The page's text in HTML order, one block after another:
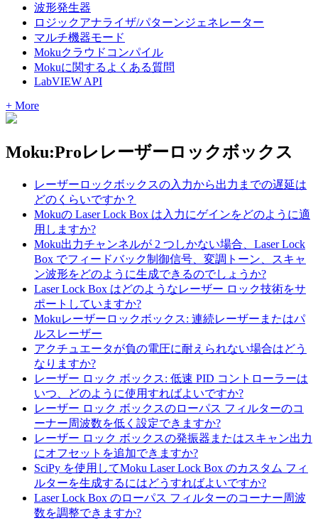
波形発生器
ロジックアナライザ/パターンジェネレーター
マルチ機器モード
Mokuクラウドコンパイル
Mokuに関するよくある質問
LabVIEW API
+ More
Moku:Proレレーザーロックボックス
レーザーロックボックスの入力から出力までの遅延は
どのくらいですか？
Mokuの Laser Lock Box は入力にゲインをどのように適
用しますか?
Moku出力チャンネルが 2 つしかない場合、Laser Lock
Box でフィードバック制御信号、変調トーン、スキャ
ン波形をどのように生成できるのでしょうか?
Laser Lock Box はどのようなレーザー ロック技術をサ
ポートしていますか?
Mokuレーザーロックボックス: 連続レーザーまたはパ
ルスレーザー
アクチュエータが負の電圧に耐えられない場合はどう
なりますか?
レーザー ロック ボックス: 低速 PID コントローラーは
いつ、どのように使用すればよいですか?
レーザー ロック ボックスのローパス フィルターのコ
ーナー周波数を低く設定できますか?
レーザー ロック ボックスの発振器またはスキャン出力
にオフセットを追加できますか?
SciPy を使用してMoku Laser Lock Box のカスタム フィ
ルターを生成するにはどうすればよいですか?
Laser Lock Box のローパス フィルターのコーナー周波
数を調整できますか?